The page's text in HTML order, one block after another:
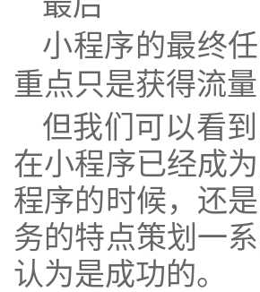
小程序的最终
重点只是获得流
但我们可以看
在小程序已经成
程序的时候，还
务的特点策划一
认为是成功的。